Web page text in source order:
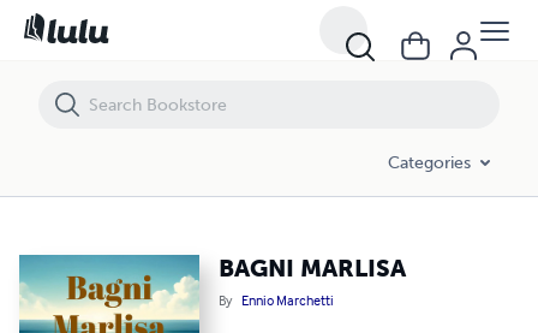
Categories
BAGNI MARLISA
By Ennio Marchetti
BAGNI MARLISA